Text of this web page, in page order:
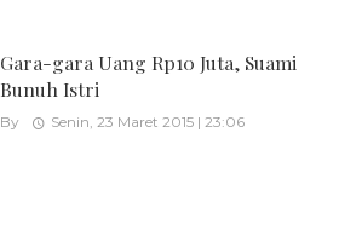
Gara-gara Uang Rp10 Juta, Suami
Bunuh Istri
By Senin, 23 Maret 2015 | 23:06